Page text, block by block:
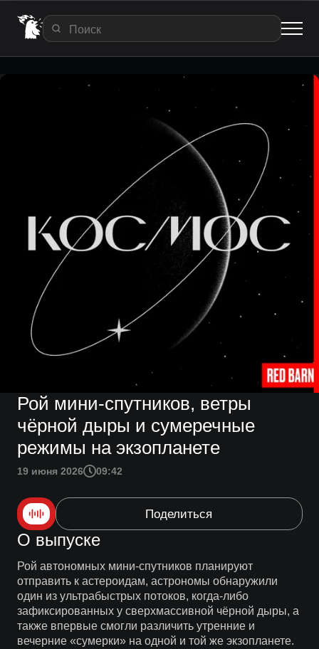
Рой мини-спутников, ветры
чёрной дыры и сумеречные
режимы на экзопланете
19 июня 2026 09:42
Поделиться
О выпуске
Рой автономных мини-спутников планируют
отправить к астероидам, астрономы обнаружили
один из ультрабыстрых потоков, когда-либо
зафиксированных у сверхмассивной чёрной дыры, а
также впервые смогли различить утренние и
вечерние «сумерки» на одной и той же экзопланете.